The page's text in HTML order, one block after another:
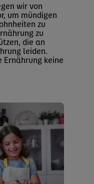
wir von
um mündigen
zu
zu
die an
leiden.
keine